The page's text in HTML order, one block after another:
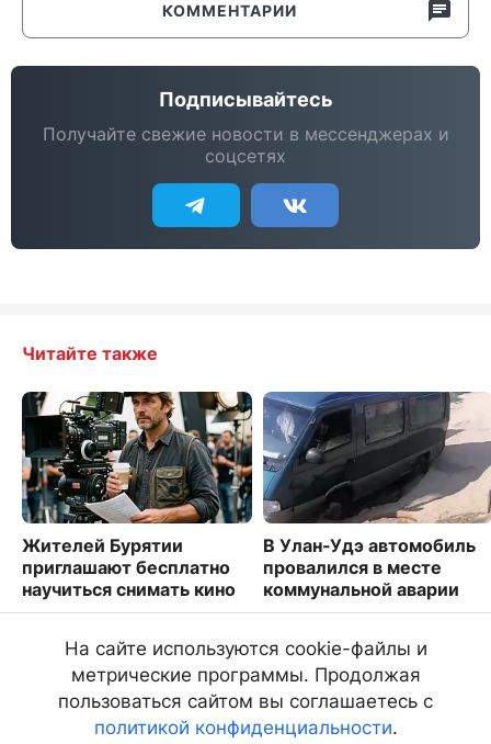
КОММЕНТАРИИ
Подписывайтесь
Получайте свежие новости в мессенджерах и
соцсетях
Читайте также
Жителей Бурятии
приглашают бесплатно
научиться снимать кино
В Улан-Удэ автомобиль
провалился в месте
коммунальной аварии
На сайте используются cookie-файлы и
метрические программы. Продолжая
пользоваться сайтом вы соглашаетесь с
политикой конфиденциальности.